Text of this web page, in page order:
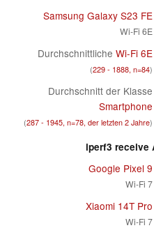
Samsung Galaxy S23 FE
Wi-Fi 6E
Durchschnittliche Wi-Fi 6E
(229 - 1888, n=84)
Durchschnitt der Klasse
Smartphone
(287 - 1945, n=78, der letzten 2 Jahre)
iperf3 receive
Google Pixel 9
Wi-Fi 7
Xiaomi 14T Pro
Wi-Fi 7